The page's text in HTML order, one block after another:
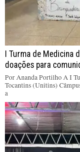
I Turma de Medicina
doações para
Por Ananda Portilho A I
Tocantins (Unitins)
a